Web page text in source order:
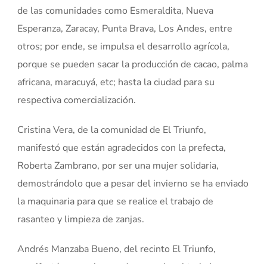
de las comunidades como Esmeraldita, Nueva
Esperanza, Zaracay, Punta Brava, Los Andes, entre
otros; por ende, se impulsa el desarrollo agrícola,
porque se pueden sacar la producción de cacao, palma
africana, maracuyá, etc; hasta la ciudad para su
respectiva comercialización.
Cristina Vera, de la comunidad de El Triunfo,
manifestó que están agradecidos con la prefecta,
Roberta Zambrano, por ser una mujer solidaria,
demostrándolo que a pesar del invierno se ha enviado
la maquinaria para que se realice el trabajo de
rasanteo y limpieza de zanjas.
Andrés Manzaba Bueno, del recinto El Triunfo,